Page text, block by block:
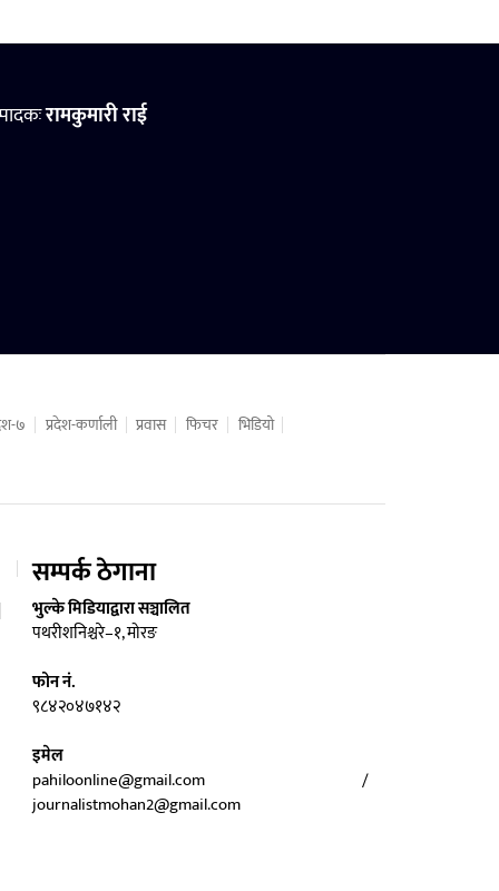
रामकुमारी राई
७ प्रदेश-कर्णाली प्रवास फिचर
भिडियो
सम्पर्क ठेगाना
भुल्के मिडियाद्वारा सञ्चालित
पथरीशनिश्चरे–१, मोरङ
फोन नं.
९८४२०४७१४२
इमेल
pahiloonline@gmail.com /
journalistmohan2@gmail.com